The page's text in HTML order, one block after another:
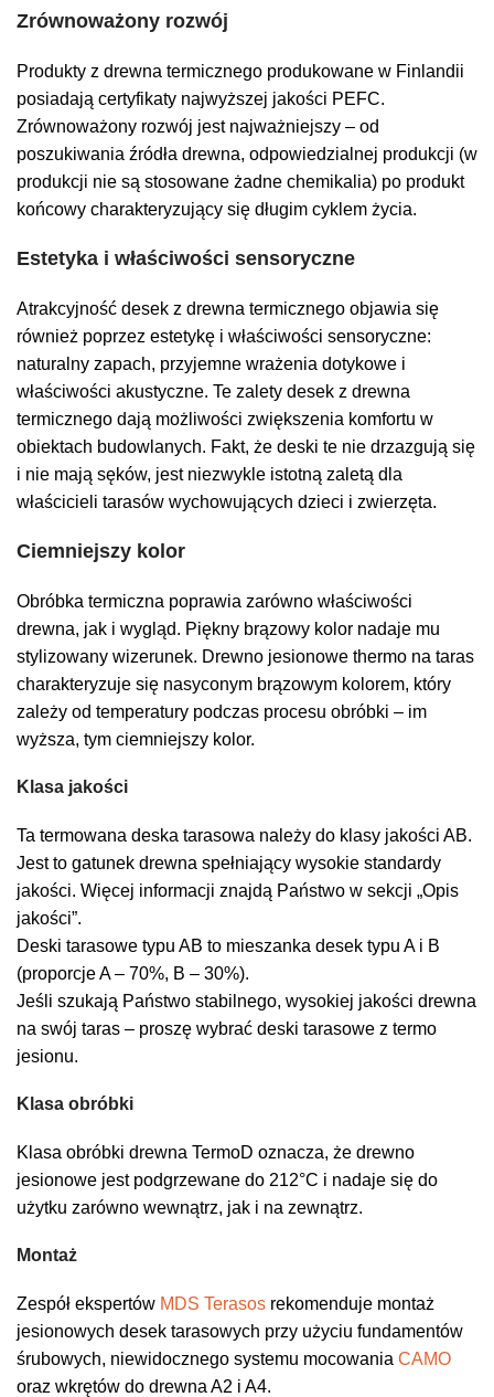
Zrównoważony rozwój
Produkty z drewna termicznego produkowane w Finlandii
posiadają certyfikaty najwyższej jakości PEFC.
Zrównoważony rozwój jest najważniejszy – od
poszukiwania źródła drewna, odpowiedzialnej produkcji (w
produkcji nie są stosowane żadne chemikalia) po produkt
końcowy charakteryzujący się długim cyklem życia.
Estetyka i właściwości sensoryczne
Atrakcyjność desek z drewna termicznego objawia się
również poprzez estetykę i właściwości sensoryczne:
naturalny zapach, przyjemne wrażenia dotykowe i
właściwości akustyczne. Te zalety desek z drewna
termicznego dają możliwości zwiększenia komfortu w
obiektach budowlanych. Fakt, że deski te nie drzazgują się
i nie mają sęków, jest niezwykle istotną zaletą dla
właścicieli tarasów wychowujących dzieci i zwierzęta.
Ciemniejszy kolor
Obróbka termiczna poprawia zarówno właściwości
drewna, jak i wygląd. Piękny brązowy kolor nadaje mu
stylizowany wizerunek. Drewno jesionowe thermo na taras
charakteryzuje się nasyconym brązowym kolorem, który
zależy od temperatury podczas procesu obróbki – im
wyższa, tym ciemniejszy kolor.
Klasa jakości
Ta termowana deska tarasowa należy do klasy jakości AB.
Jest to gatunek drewna spełniający wysokie standardy
jakości. Więcej informacji znajdą Państwo w sekcji „Opis
jakości”.
Deski tarasowe typu AB to mieszanka desek typu A i B
(proporcje A – 70%, B – 30%).
Jeśli szukają Państwo stabilnego, wysokiej jakości drewna
na swój taras – proszę wybrać deski tarasowe z termo
jesionu.
Klasa obróbki
Klasa obróbki drewna TermoD oznacza, że drewno
jesionowe jest podgrzewane do 212°C i nadaje się do
użytku zarówno wewnątrz, jak i na zewnątrz.
Montaż
Zespół ekspertów MDS Terasos rekomenduje montaż
jesionowych desek tarasowych przy użyciu fundamentów
śrubowych, niewidocznego systemu mocowania CAMO
oraz wkrętów do drewna A2 i A4.